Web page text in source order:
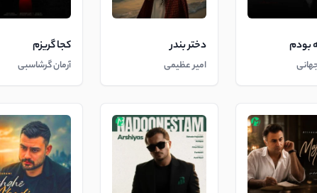
بودم دختر بندر
امیر عظیمی
کجا گریزم
آرمان گرشاسبی